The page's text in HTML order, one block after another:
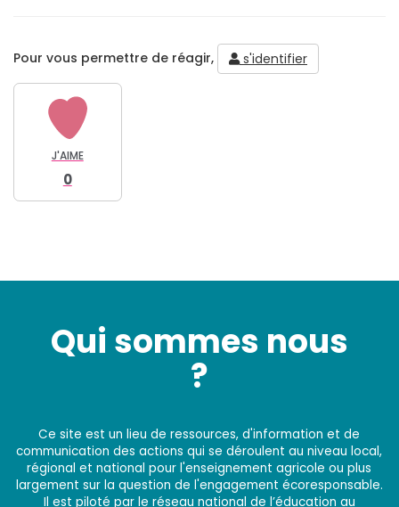
Pour vous permettre de réagir, s'identifier
J'AIME
0
Qui sommes nous
?
Ce site est un lieu de ressources, d'information et de
communication des actions qui se déroulent au niveau local,
régional et national pour l'enseignement agricole ou plus
largement sur la question de l'engagement écoresponsable.
Il est piloté par le réseau national de l’éducation au